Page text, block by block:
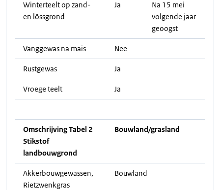
Winterteelt op zand-
en lössgrond
Ja
Na 15 mei
volgende jaar
geoogst
Vanggewas na mais Nee
Rustgewas Ja
Vroege teelt Ja
Omschrijving Tabel 2
Stikstof
landbouwgrond
Bouwland/grasland
Akkerbouwgewassen,
Rietzwenkgras
Bouwland